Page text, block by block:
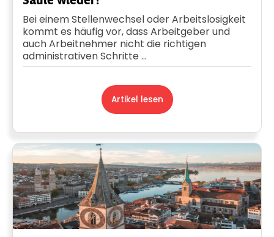
Bei einem Stellenwechsel oder Arbeitslosigkeit
kommt es häufig vor, dass Arbeitgeber und
auch Arbeitnehmer nicht die richtigen
administrativen Schritte ...
Artikel lesen